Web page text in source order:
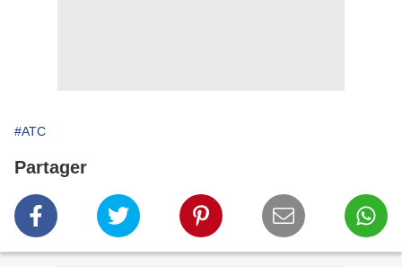
#ATC
Partager